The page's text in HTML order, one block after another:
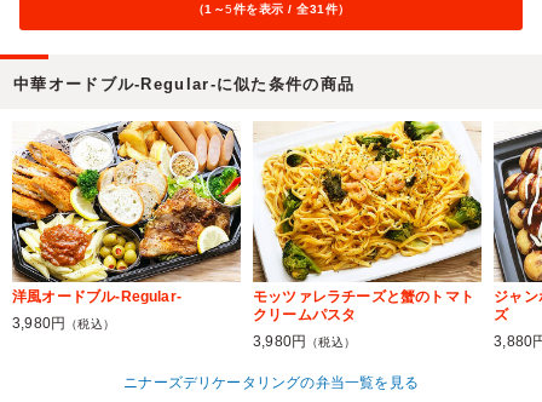
（1～5件を表示 / 全31件）
中華オードブル-Regular-に似た条件の商品
洋風オードブル-Regular-
3,980円
（税込）
モッツァレラチーズと蟹のトマト
クリームパスタ
3,980円
（税込）
ジャ
ズ
3,880
ニナーズデリケータリングの弁当一覧を見る